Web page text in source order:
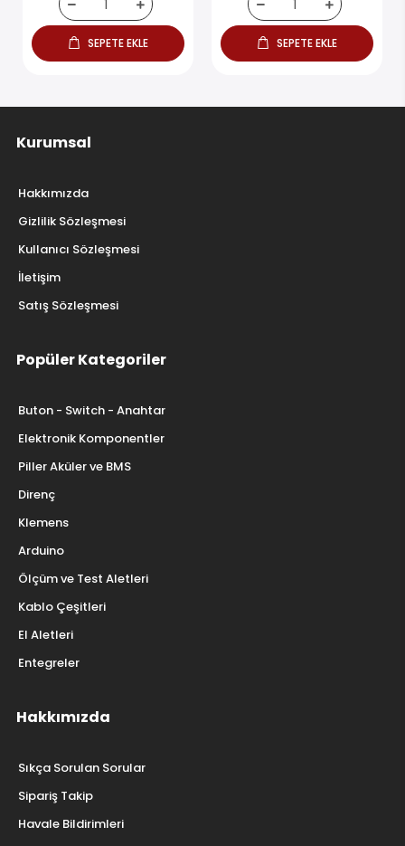
SEPETE EKLE SEPETE EKLE
Kurumsal
Hakkımızda
Gizlilik Sözleşmesi
Kullanıcı Sözleşmesi
İletişim
Satış Sözleşmesi
Popüler Kategoriler
Buton - Switch - Anahtar
Elektronik Komponentler
Piller Aküler ve BMS
Direnç
Klemens
Arduino
Ölçüm ve Test Aletleri
Kablo Çeşitleri
El Aletleri
Entegreler
Hakkımızda
Sıkça Sorulan Sorular
Sipariş Takip
Havale Bildirimleri